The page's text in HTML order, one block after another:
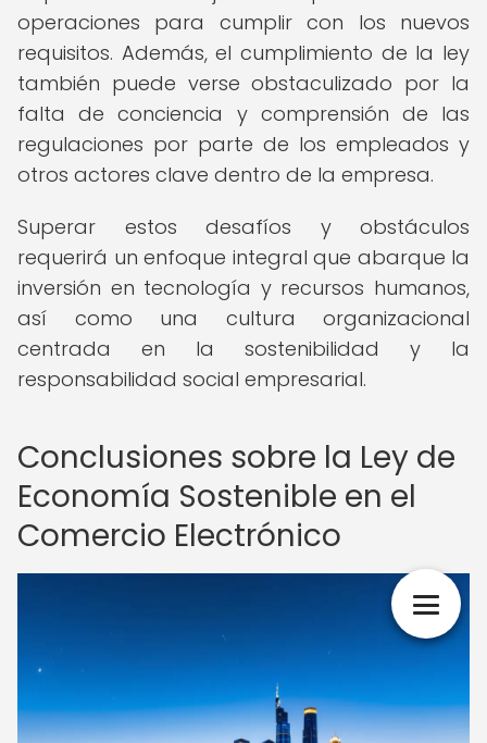
operaciones para cumplir con los nuevos
requisitos. Además, el cumplimiento de la ley
también puede verse obstaculizado por la
falta de conciencia y comprensión de las
regulaciones por parte de los empleados y
otros actores clave dentro de la empresa.
Superar estos desafíos y obstáculos
requerirá un enfoque integral que abarque la
inversión en tecnología y recursos humanos,
así como una cultura organizacional
centrada en la sostenibilidad y la
responsabilidad social empresarial.
Conclusiones sobre la Ley de
Economía Sostenible en el
Comercio Electrónico